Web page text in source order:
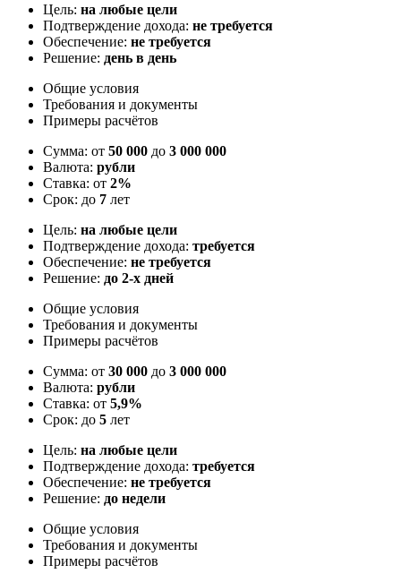
Цель: на любые цели
Подтверждение дохода: не требуется
Обеспечение: не требуется
Решение: день в день
Общие условия
Требования и документы
Примеры расчётов
Сумма: от 50 000 до 3 000 000
Валюта: рубли
Ставка: от 2%
Срок: до 7 лет
Цель: на любые цели
Подтверждение дохода: требуется
Обеспечение: не требуется
Решение: до 2-х дней
Общие условия
Требования и документы
Примеры расчётов
Сумма: от 30 000 до 3 000 000
Валюта: рубли
Ставка: от 5,9%
Срок: до 5 лет
Цель: на любые цели
Подтверждение дохода: требуется
Обеспечение: не требуется
Решение: до недели
Общие условия
Требования и документы
Примеры расчётов